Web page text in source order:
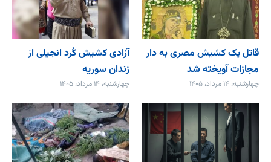
قاتل یک کشیش مصری به دار
مجازات آویخته شد
چهارشنبه، ۱۴ مرداد، ۱۴۰۵
آزادی کشیش کُرد انجیلی از
زندان سوریه
چهارشنبه، ۱۴ مرداد، ۱۴۰۵